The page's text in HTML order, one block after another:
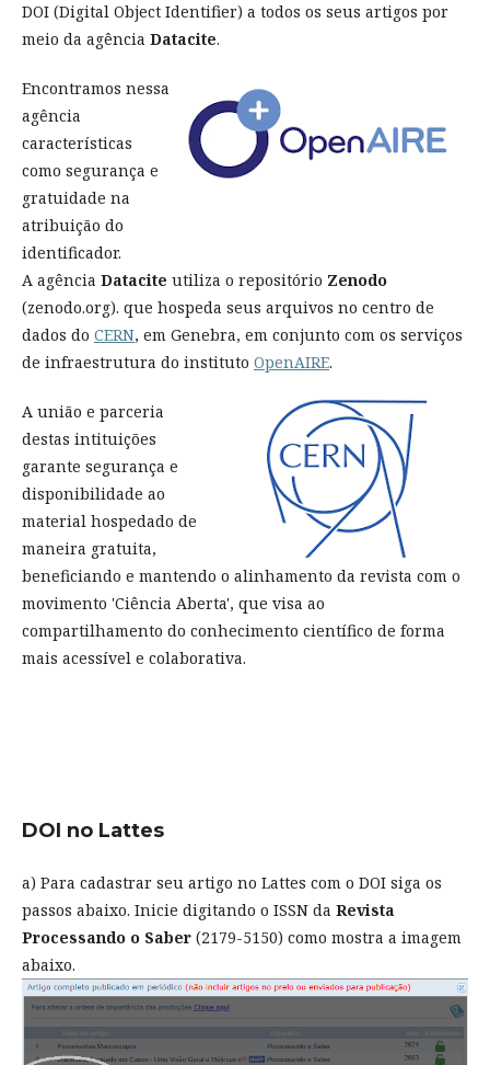
DOI (Digital Object Identifier) a todos os seus artigos por
meio da agência Datacite.
Encontramos nessa
agência
características
como segurança e
gratuidade na
atribuição do
identificador.
A agência Datacite utiliza o repositório Zenodo
(zenodo.org). que hospeda seus arquivos no centro de
dados do CERN, em Genebra, em conjunto com os serviços
de infraestrutura do instituto OpenAIRE.
A união e parceria
destas intituições
garante segurança e
disponibilidade ao
material hospedado de
maneira gratuita,
beneficiando e mantendo o alinhamento da revista com o
movimento 'Ciência Aberta', que visa ao
compartilhamento do conhecimento científico de forma
mais acessível e colaborativa.
DOI no Lattes
a) Para cadastrar seu artigo no Lattes com o DOI siga os
passos abaixo. Inicie digitando o ISSN da Revista
Processando o Saber (2179-5150) como mostra a imagem
abaixo.